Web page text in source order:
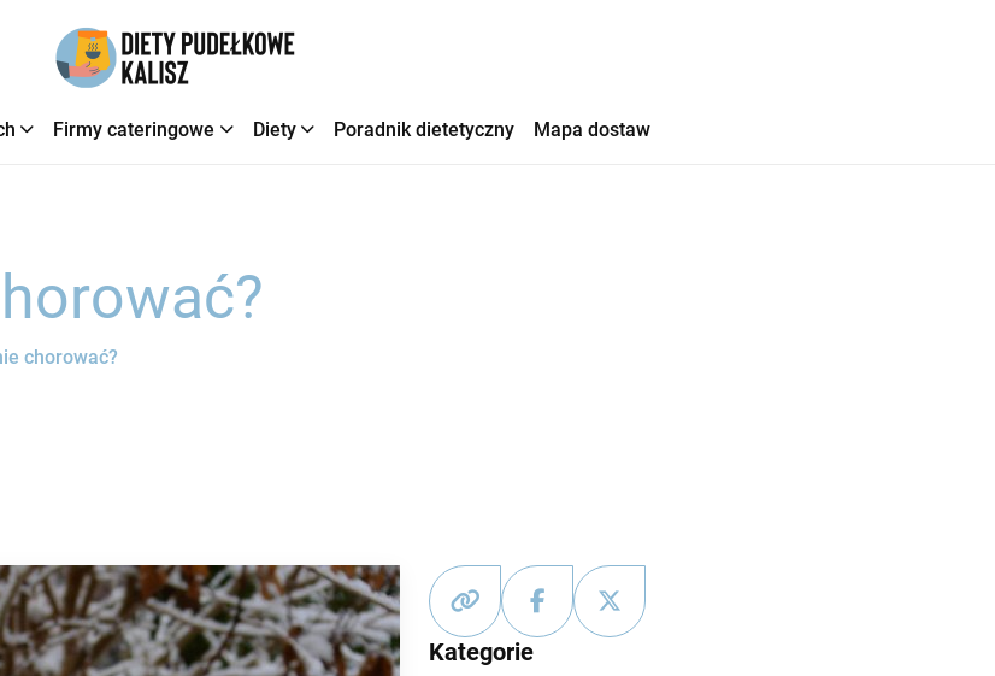
Firmy cateringowe Diety Poradnik dietetyczny Mapa dostaw
chorować?
Kategorie